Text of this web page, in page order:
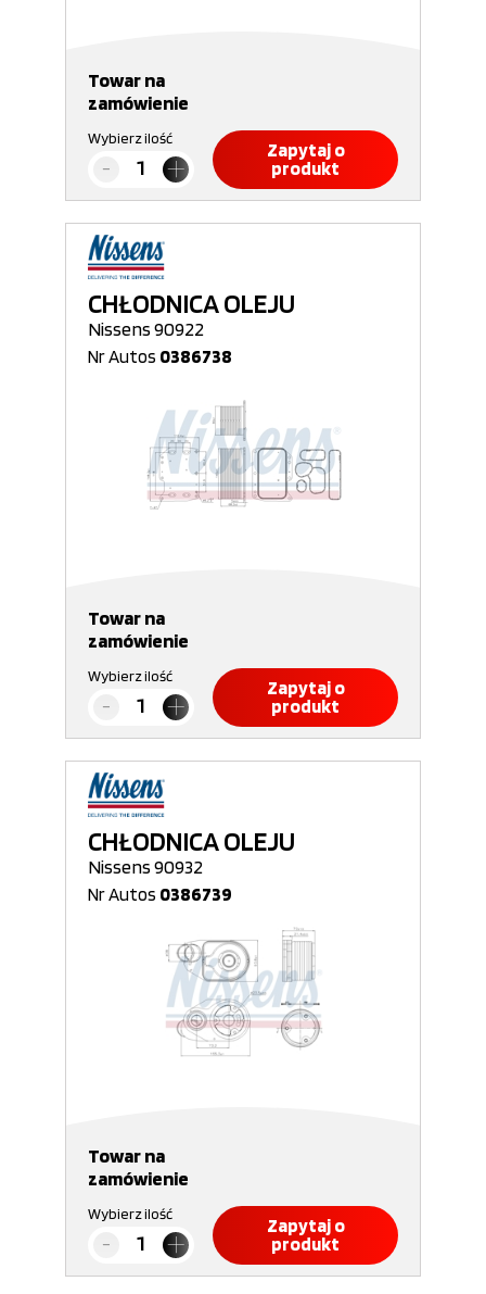
Towar na
zamówienie
Wybierz ilość
Zapytaj o
produkt
CHŁODNICA OLEJU
Nissens 90922
Nr Autos 0386738
Towar na
zamówienie
Wybierz ilość
Zapytaj o
produkt
CHŁODNICA OLEJU
Nissens 90932
Nr Autos 0386739
Towar na
zamówienie
Wybierz ilość
Zapytaj o
produkt